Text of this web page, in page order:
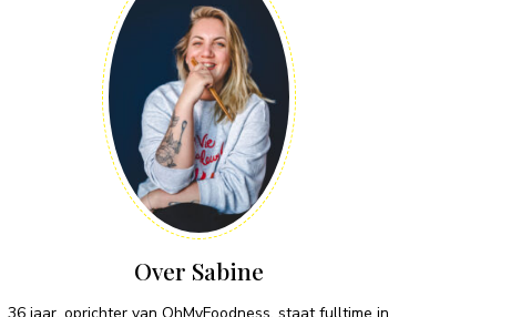
Over Sabine
36 jaar, oprichter van OhMyFoodness, staat fulltime in